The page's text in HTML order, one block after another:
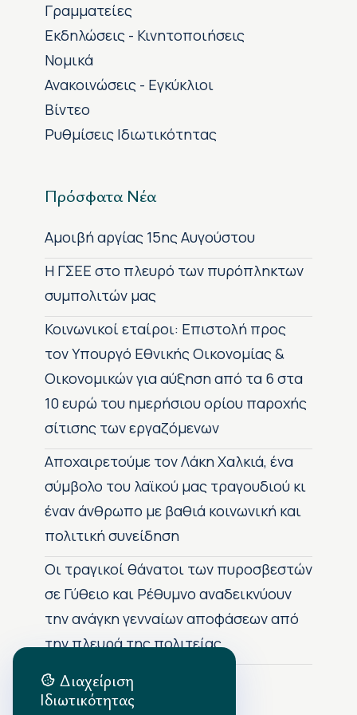
Γραμματείες
Εκδηλώσεις - Κινητοποιήσεις
Νομικά
Ανακοινώσεις - Εγκύκλιοι
Βίντεο
Ρυθμίσεις Ιδιωτικότητας
Πρόσφατα Νέα
Αμοιβή αργίας 15ης Αυγούστου
H ΓΣΕΕ στο πλευρό των πυρόπληκτων
συμπολιτών μας
Κοινωνικοί εταίροι: Επιστολή προς
τον Υπουργό Εθνικής Οικονομίας &
Οικονομικών για αύξηση από τα 6 στα
10 ευρώ του ημερήσιου ορίου παροχής
σίτισης των εργαζόμενων
Αποχαιρετούμε τον Λάκη Χαλκιά, ένα
σύμβολο του λαϊκού μας τραγουδιού κι
έναν άνθρωπο με βαθιά κοινωνική και
πολιτική συνείδηση
Οι τραγικοί θάνατοι των πυροσβεστών
σε Γύθειο και Ρέθυμνο αναδεικνύουν
την ανάγκη γενναίων αποφάσεων από
την πλευρά της πολιτείας
Διαχείριση
Ιδιωτικότητας